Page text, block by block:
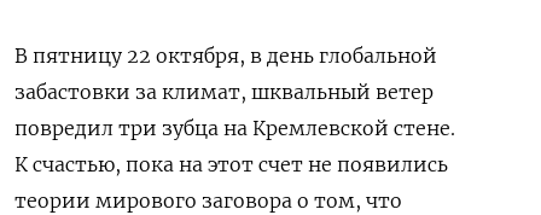
В пятницу 22 октября, в день глобальной
забастовки за климат, шквальный ветер
повредил три зубца на Кремлевской стене.
К счастью, пока на этот счет не появились
теории мирового заговора о том, что